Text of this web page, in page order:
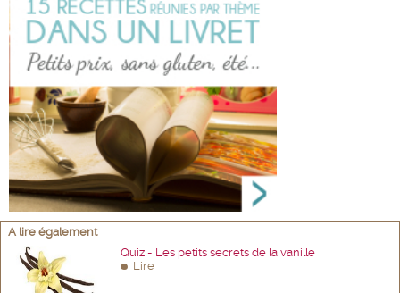
A lire également
Quiz - Les petits secrets de la vanille
Lire